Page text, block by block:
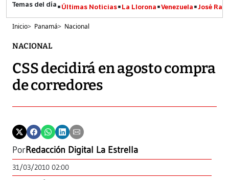
Últimas Noticias La Llorona Venezuela José
Inicio> Panamá> Nacional
NACIONAL
CSS decidirá en agosto compra
de corredores
PorRedacción Digital La Estrella
31/03/2010 02:00